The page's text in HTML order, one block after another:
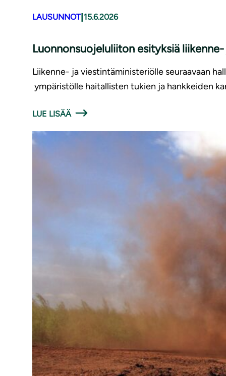
LAUSUNNOT| 15.6.2026
Luonnonsuojeluliiton esityksiä
Liikenne- ja viestintäministeriölle seuraavaan
ympäristölle haitallisten tukien ja hankkeiden
LUE LISÄÄ